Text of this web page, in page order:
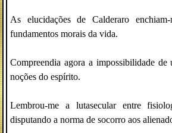
As elucidações de Calderaro
fundamentos morais da vida.
Compreendia agora a impossibilidade de
noções do espírito.
Lembrou-me a lutasecular entre
disputando a norma de socorro aos